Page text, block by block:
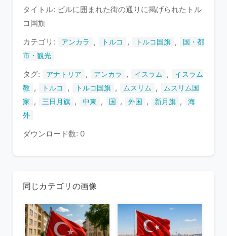
い
す
タイトル: ビルに囲まれた街の通りに掲げられたトル
コ国旗
カテゴリ:
アンカラ , トルコ , トルコ国旗 ,
国・都
市・観光
タグ: アナトリア , アンカラ , イスラム ,
イスラム
教
, トルコ , トルコ国旗 , ムスリム ,
ムスリム国
家
, 三日月旗 , 中東 , 国 , 外国 , 新月旗 ,
海
外
ダウンロード数: 0
同じカテゴリの画像